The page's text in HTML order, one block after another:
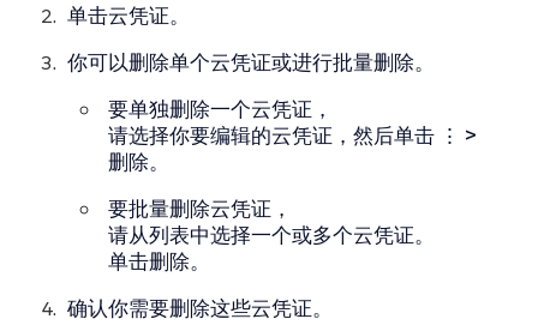
单击云凭证。
你可以删除单个云凭证或进行批量删除。
要单独删除一个云凭证，
请选择你要编辑的云凭证，然后单击 ⋮ >
删除。
要批量删除云凭证，
请从列表中选择一个或多个云凭证。
单击删除。
确认你需要删除这些云凭证。